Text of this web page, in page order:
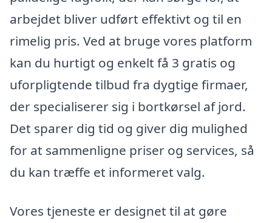
arbejdet bliver udført effektivt og til en
rimelig pris. Ved at bruge vores platform
kan du hurtigt og enkelt få 3 gratis og
uforpligtende tilbud fra dygtige firmaer,
der specialiserer sig i bortkørsel af jord.
Det sparer dig tid og giver dig mulighed
for at sammenligne priser og services, så
du kan træffe et informeret valg.
Vores tjeneste er designet til at gøre